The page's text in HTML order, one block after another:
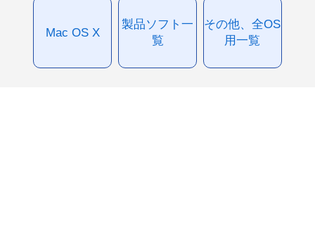
Mac OS X
製品ソフト一
覧
その他、全OS
用一覧